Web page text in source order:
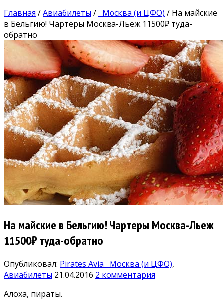
Главная /Авиабилеты / Москва (и ЦФО) / На майские
в Бельгию! Чартеры Москва-Льеж 11500₽ туда-
обратно
На майские в Бельгию! Чартеры Москва-Льеж
11500₽ туда-обратно
Опубликовал: Pirates Avia Москва (и ЦФО),
Авиабилеты 21.04.2016 2 комментария
Алоха, пираты.